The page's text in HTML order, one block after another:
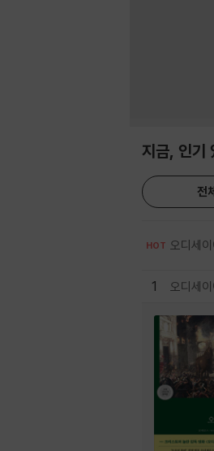
지금, 인기
전
HOT 오디세
1 오디세